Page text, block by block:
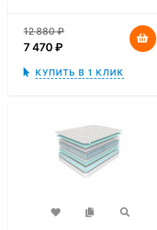
12 880₽
7 470₽
КУПИТЬ В 1 КЛИК